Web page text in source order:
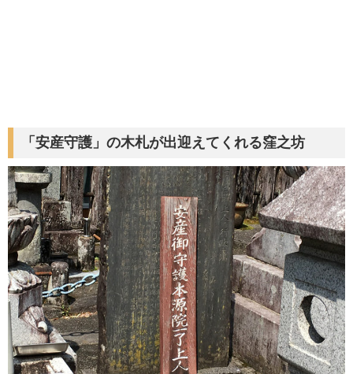
「安産守護」の木札が出迎えてくれる窪之坊